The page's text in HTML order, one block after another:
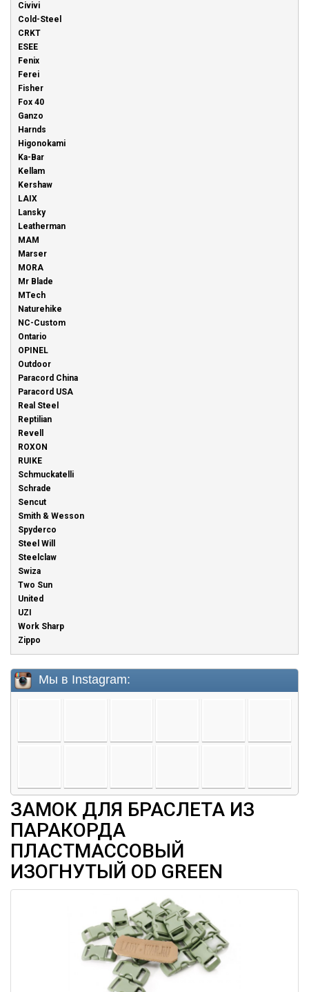
Civivi
Cold-Steel
CRKT
ESEE
Fenix
Ferei
Fisher
Fox 40
Ganzo
Harnds
Higonokami
Ka-Bar
Kellam
Kershaw
LAIX
Lansky
Leatherman
MAM
Marser
MORA
Mr Blade
MTech
Naturehike
NC-Custom
Ontario
OPINEL
Outdoor
Paracord China
Paracord USA
Real Steel
Reptilian
Revell
ROXON
RUIKE
Schmuckatelli
Schrade
Sencut
Smith & Wesson
Spyderco
Steel Will
Steelclaw
Swiza
Two Sun
United
UZI
Work Sharp
Zippo
ЗАМОК ДЛЯ БРАСЛЕТА ИЗ
ПАРАКОРДА
ПЛАСТМАССОВЫЙ
ИЗОГНУТЫЙ OD GREEN